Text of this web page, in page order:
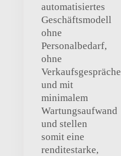
automatisiertes
Geschäftsmodell
ohne
Personalbedarf,
ohne
Verkaufsgespräche
und mit
minimalem
Wartungsaufwand
und stellen
somit eine
renditestarke,